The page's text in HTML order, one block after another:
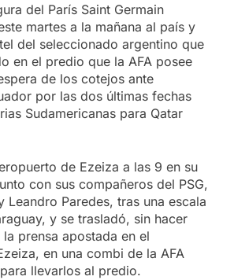
del París Saint Germain
martes a la mañana al país y
del seleccionado argentino que
en el predio que la AFA posee
de los cotejos ante
por las dos últimas fechas
Sudamericanas para Qatar
de Ezeiza a las 9 en su
con sus compañeros del PSG,
Leandro Paredes, tras una escala
y se trasladó, sin hacer
prensa apostada en el
en una combi de la AFA
llevarlos al predio.